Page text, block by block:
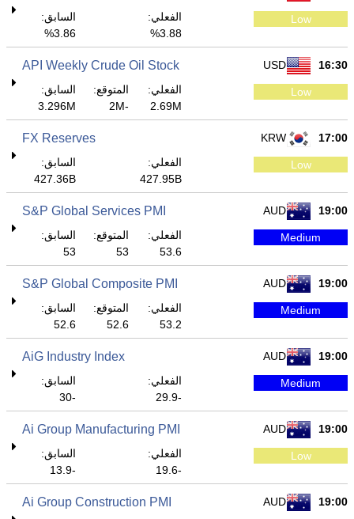
Low
الفعلي:
3.88%
السابق:
3.86%
16:30
USD
API Weekly Crude Oil Stock
Low
الفعلي:
2.69M
المتوقع:
-2M
السابق:
3.296M
17:00
KRW
FX Reserves
Low
الفعلي:
427.95B
السابق:
427.36B
19:00
AUD
S&P Global Services PMI
Medium
الفعلي:
53.6
المتوقع:
53
السابق:
53
19:00
AUD
S&P Global Composite PMI
Medium
الفعلي:
53.2
المتوقع:
52.6
السابق:
52.6
19:00
AUD
AiG Industry Index
Medium
الفعلي:
-29.9
السابق:
-30
19:00
AUD
Ai Group Manufacturing PMI
Low
الفعلي:
-19.6
السابق:
-13.9
19:00
AUD
Ai Group Construction PMI